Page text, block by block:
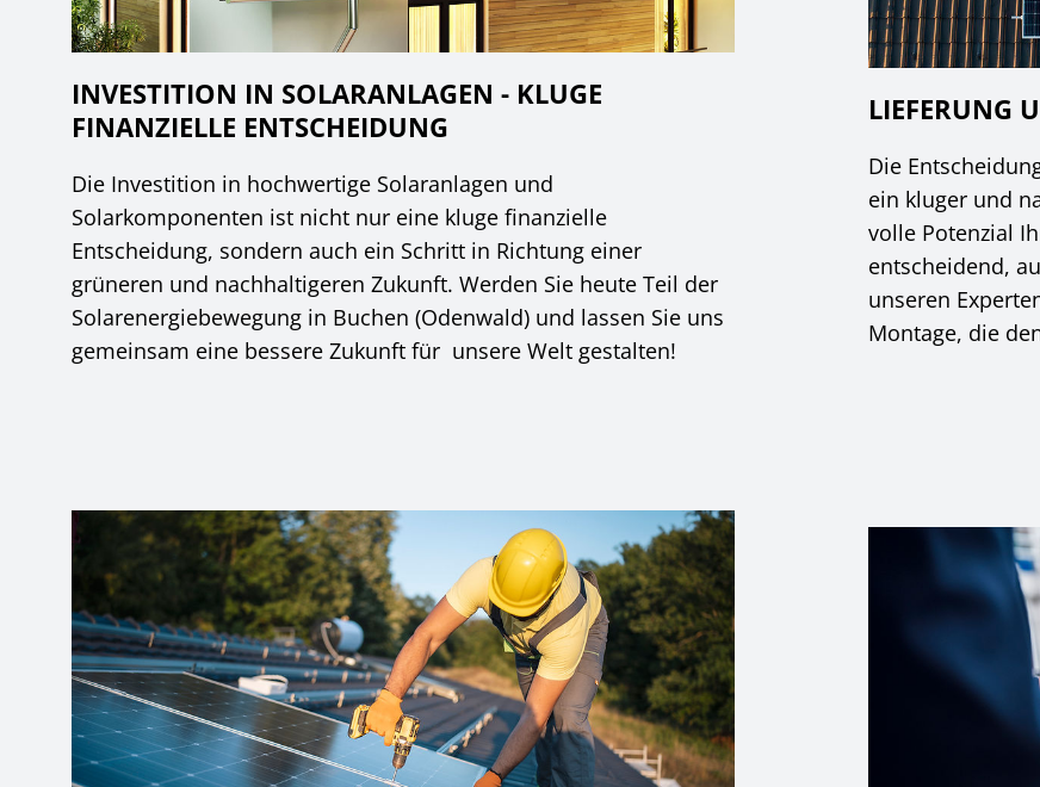
INVESTITION IN SOLARANLAGEN - KLUGE
FINANZIELLE ENTSCHEIDUNG
Die Investition in hochwertige Solaranlagen und
Solarkomponenten ist nicht nur eine kluge finanzielle
Entscheidung, sondern auch ein Schritt in Richtung einer
grüneren und nachhaltigeren Zukunft. Werden Sie heute Teil der
Solarenergiebewegung in Buchen (Odenwald) und lassen Sie uns
gemeinsam eine bessere Zukunft für unsere Welt gestalten!
LIEFERUNG
Die
ein kluger und
volle Potenzial
entscheidend,
unseren
Montage, die